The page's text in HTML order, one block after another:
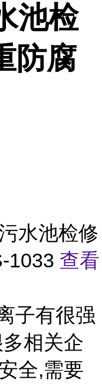
池检
防腐
水池检修
1033 查看
子有很强
相关企
全,需要